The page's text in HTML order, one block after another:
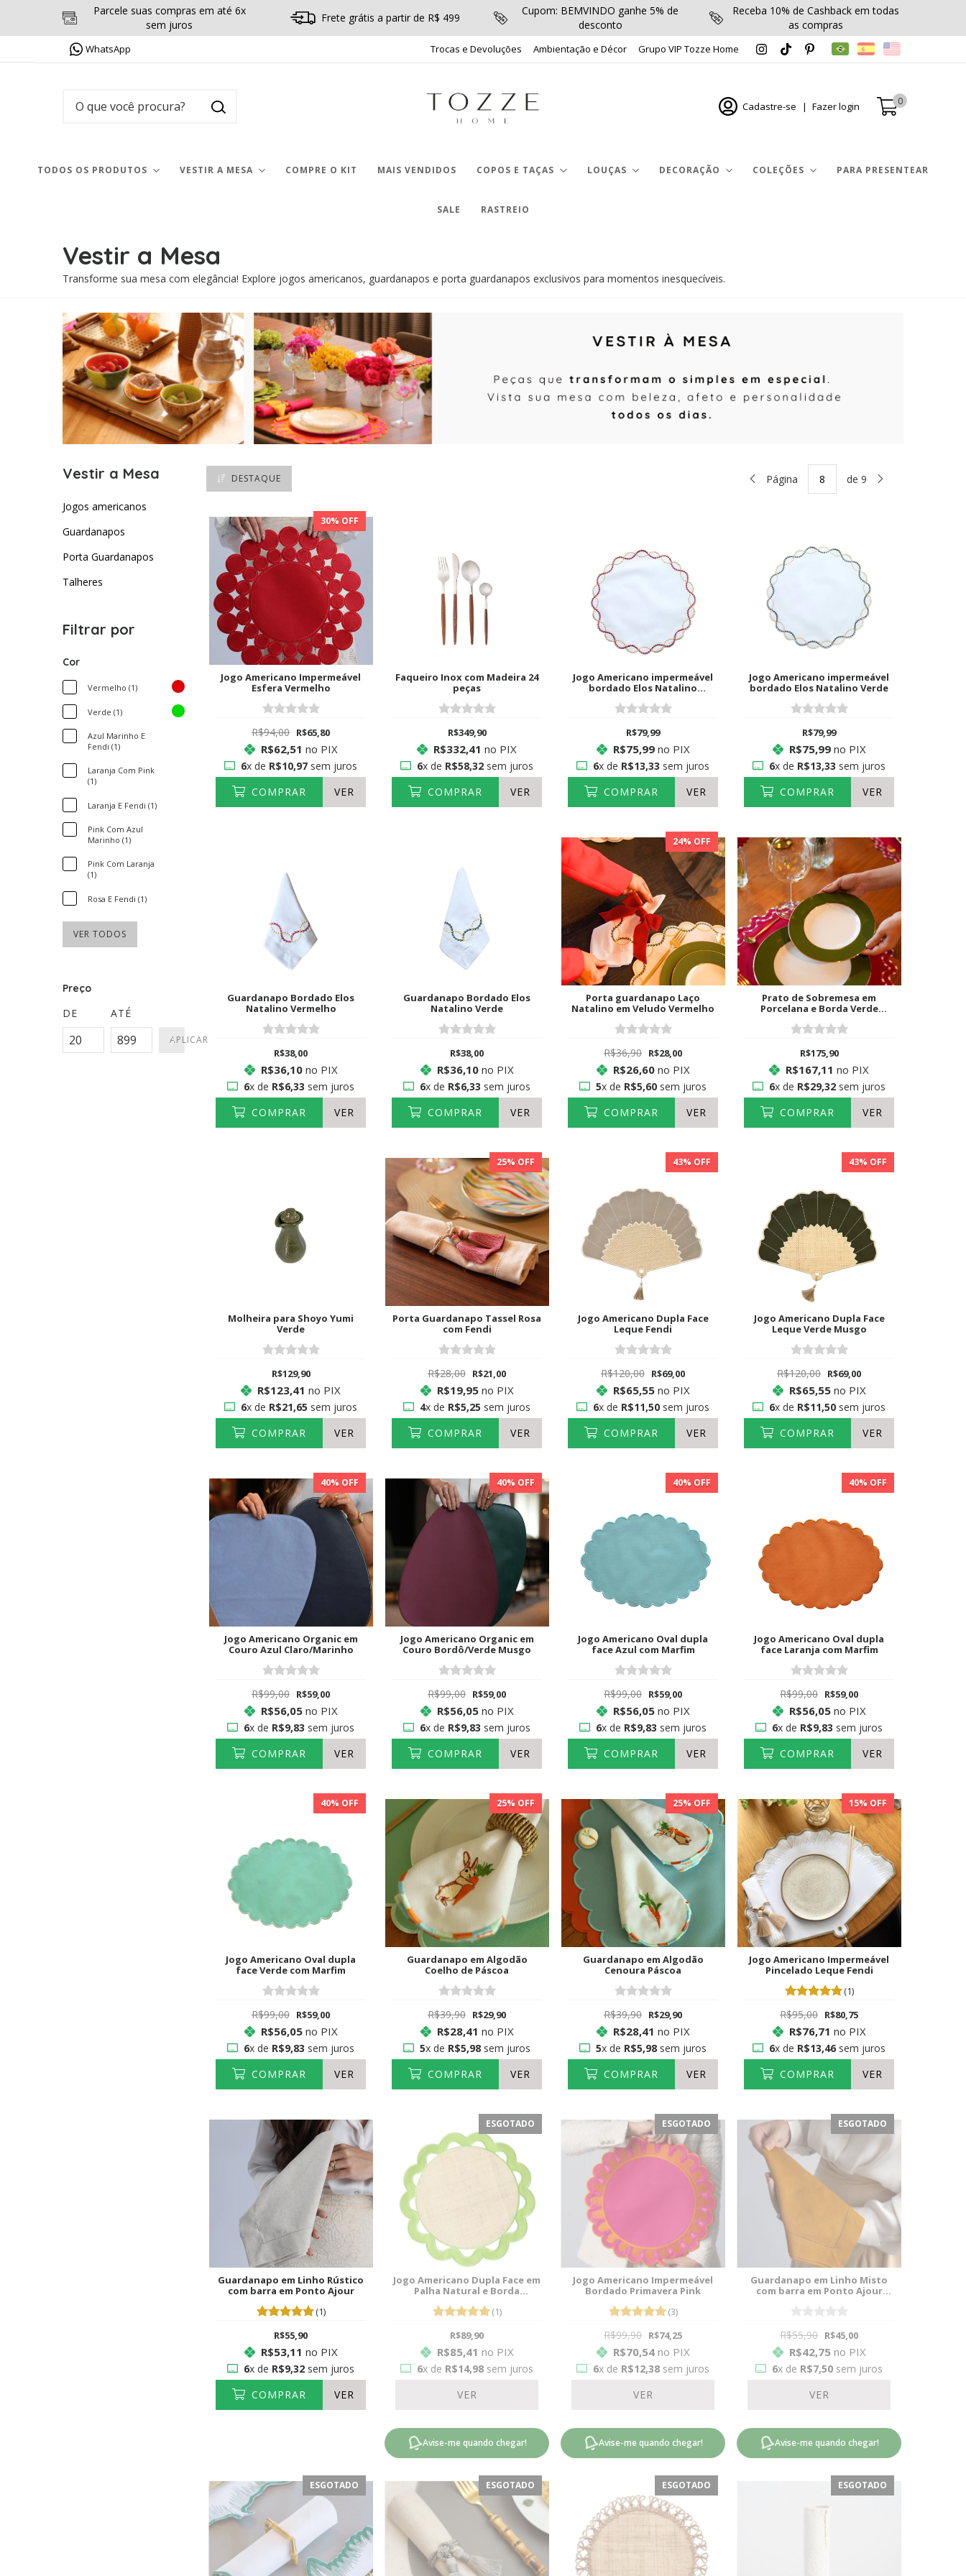
Parcele suas compras em até 6x
sem juros
Frete grátis a partir de R$ 499
Cupom: BEMVINDO ganhe 5% de
desconto
Receba 10% de Cashback em todas
as compras
WhatsApp Trocas e Devoluções Ambientação e Décor Grupo VIP Tozze Home
Cadastre-se | Fazer login 0
TODOS OS PRODUTOS VESTIR A MESA COMPRE O KIT MAIS VENDIDOS COPOS E TAÇAS LOUÇAS DECORAÇÃO COLEÇÕES PARA PRESENTEAR
SALE RASTREIO
Vestir a Mesa
Transforme sua mesa com elegância! Explore jogos americanos, guardanapos e porta guardanapos exclusivos para momentos inesquecíveis.
Vestir a Mesa
Jogos americanos
Guardanapos
Porta Guardanapos
Talheres
Filtrar por
Cor
Vermelho (1)
Verde (1)
Azul Marinho E
Fendi (1)
Laranja Com Pink
(1)
Laranja E Fendi (1)
Pink Com Azul
Marinho (1)
Pink Com Laranja
(1)
Rosa E Fendi (1)
VER TODOS
Preço
DE ATÉ
APLICAR
DESTAQUE Página de 9
30% OFF
Jogo Americano Impermeável
Esfera Vermelho
R$94,00 R$65,80
R$62,51 no PIX
6x de R$10,97 sem juros
COMPRAR
VER
Faqueiro Inox com Madeira 24
peças
R$349,90
R$332,41 no PIX
6x de R$58,32 sem juros
COMPRAR
VER
Jogo Americano impermeável
bordado Elos Natalino
R$79,99
R$75,99no PIX
6x de R$13,33 sem juros
COMPRAR
VER
Jogo Americano impermeável
bordado Elos Natalino Verde
R$79,99
R$75,99no PIX
6x de R$13,33 sem juros
COMPRAR
VER
Guardanapo Bordado Elos
Natalino Vermelho
R$38,00
R$36,10no PIX
6x de R$6,33 sem juros
COMPRAR
VER
Guardanapo Bordado Elos
Natalino Verde
R$38,00
R$36,10no PIX
6x de R$6,33 sem juros
COMPRAR
VER
24% OFF
Porta guardanapo Laço
Natalino em Veludo Vermelho
R$36,90 R$28,00
R$26,60no PIX
5x de R$5,60 sem juros
COMPRAR
VER
Prato de Sobremesa em
Porcelana e Borda Verde
R$175,90
R$167,11 no PIX
6x de R$29,32 sem juros
COMPRAR
VER
Molheira para Shoyo Yumi
Verde
R$129,90
R$123,41 no PIX
6x de R$21,65 sem juros
COMPRAR
VER
25% OFF
Porta Guardanapo Tassel Rosa
com Fendi
R$28,00 R$21,00
R$19,95no PIX
4x de R$5,25 sem juros
COMPRAR
VER
43% OFF
Jogo Americano Dupla Face
Leque Fendi
R$120,00 R$69,00
R$65,55no PIX
6x de R$11,50 sem juros
COMPRAR
VER
43% OFF
Jogo Americano Dupla Face
Leque Verde Musgo
R$120,00 R$69,00
R$65,55no PIX
6x de R$11,50 sem juros
COMPRAR
VER
40% OFF
Jogo Americano Organic em
Couro Azul Claro/Marinho
R$99,00 R$59,00
R$56,05no PIX
6x de R$9,83 sem juros
COMPRAR
VER
40% OFF
Jogo Americano Organic em
Couro Bordô/Verde Musgo
R$99,00 R$59,00
R$56,05no PIX
6x de R$9,83 sem juros
COMPRAR
VER
40% OFF
Jogo Americano Oval dupla
face Azul com Marfim
R$99,00 R$59,00
R$56,05no PIX
6x de R$9,83 sem juros
COMPRAR
VER
40% OFF
Jogo Americano Oval dupla
face Laranja com Marfim
R$99,00 R$59,00
R$56,05no PIX
6x de R$9,83 sem juros
COMPRAR
VER
40% OFF
Jogo Americano Oval dupla
face Verde com Marfim
R$99,00 R$59,00
R$56,05no PIX
6x de R$9,83 sem juros
COMPRAR
VER
25% OFF
Guardanapo em Algodão
Coelho de Páscoa
R$39,90 R$29,90
R$28,41 no PIX
5x de R$5,98 sem juros
COMPRAR
VER
25% OFF
Guardanapo em Algodão
Cenoura Páscoa
R$39,90 R$29,90
R$28,41 no PIX
5x de R$5,98 sem juros
COMPRAR
VER
15% OFF
Jogo Americano Impermeável
Pincelado Leque Fendi
(1)
R$95,00 R$80,75
R$76,71 no PIX
6x de R$13,46 sem juros
COMPRAR
VER
Guardanapo em Linho Rústico
com barra em Ponto Ajour
(1)
R$55,90
R$53,11 no PIX
6x de R$9,32 sem juros
COMPRAR
VER
ESGOTADO
Jogo Americano Dupla Face em
Palha Natural e Borda
(1)
R$89,90
R$85,41 no PIX
6x de R$14,98 sem juros
VER
Avise-me quando chegar!
ESGOTADO
Jogo Americano Impermeável
Bordado Primavera Pink
(3)
R$99,90 R$74,25
R$70,54no PIX
6x de R$12,38 sem juros
VER
Avise-me quando chegar!
ESGOTADO
Guardanapo em Linho Misto
com barra em Ponto Ajour
R$55,90 R$45,00
R$42,75no PIX
6x de R$7,50 sem juros
VER
Avise-me quando chegar!
ESGOTADO ESGOTADO ESGOTADO ESGOTADO